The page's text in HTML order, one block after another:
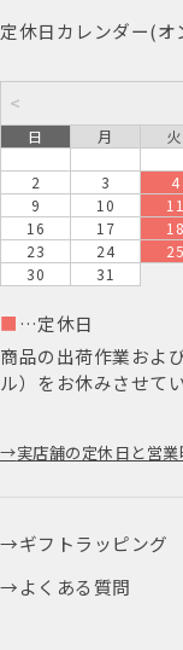
定休日カレンダー(オ
<
日 月 火
2
3 4
9
10 11
16
17 18
23
24 25
30
31
■ …定休日
商品の出荷作業およ
ル）をお休みさせて
実店舗の定休日と営
ギフトラッピング
よくある質問